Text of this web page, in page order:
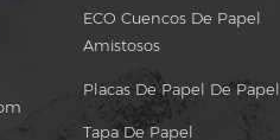
ECO Cuencos De Papel
Amistosos
Placas De Papel De Papel
Tapa De Papel